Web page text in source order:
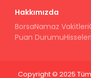
Hakkımızda
BorsaNamaz Vakitleri
Puan DurumuHisseler
Copyright © 2025 Tüm